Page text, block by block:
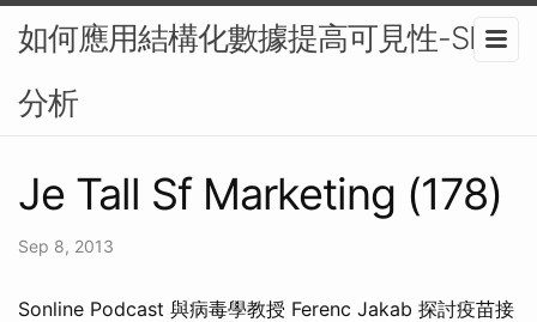
如何應用結構化數據提高可見性-SEO
分析
Je Tall Sf Marketing (178)
Sep 8, 2013
Sonline Podcast 與病毒學教授 Ferenc Jakab 探討疫苗接